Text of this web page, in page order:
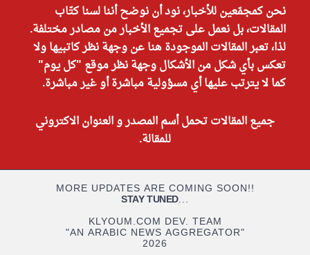
نحن كمجمّعين للأخبار، نود أن نوضح أننا لسنا كتّاب
المقالات، بل نعمل على تجميع الأخبار من مصادر مختلفة.
لذا، تعبر المقالات الموجودة هنا عن وجهة نظر كاتبيها ولا
تعكس بأي شكل من الأشكال وجهة نظر موقع "كل يوم"
كما لا يترتب عليها أي مسؤولية مباشرة أو غير مباشرة.
جميع المقالات تحمل أسم المصدر و العنوان الاكتروني
للمقالة.
MORE UPDATES ARE COMING SOON!!
STAY TUNED...
KLYOUM.COM DEV. TEAM
"AN ARABIC NEWS AGGREGATOR"
2026